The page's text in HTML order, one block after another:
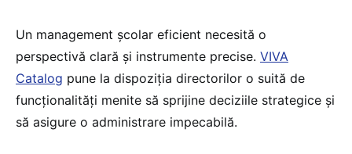
Un management școlar eficient necesită o
perspectivă clară și instrumente precise. VIVA
Catalog pune la dispoziția directorilor o suită de
funcționalități menite să sprijine deciziile strategice și
să asigure o administrare impecabilă.